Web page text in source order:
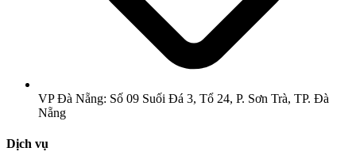
VP Đà Nẵng: Số 09 Suối Đá 3, Tổ 24, P. Sơn Trà, TP. Đà
Nẵng
Dịch vụ